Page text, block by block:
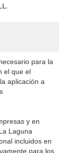
para la
el que el
aplicación a
y en
Laguna
incluidos en
para los